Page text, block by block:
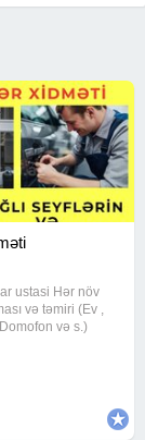
ustasi Hər növ
və təmiri (Ev ,
və s.)